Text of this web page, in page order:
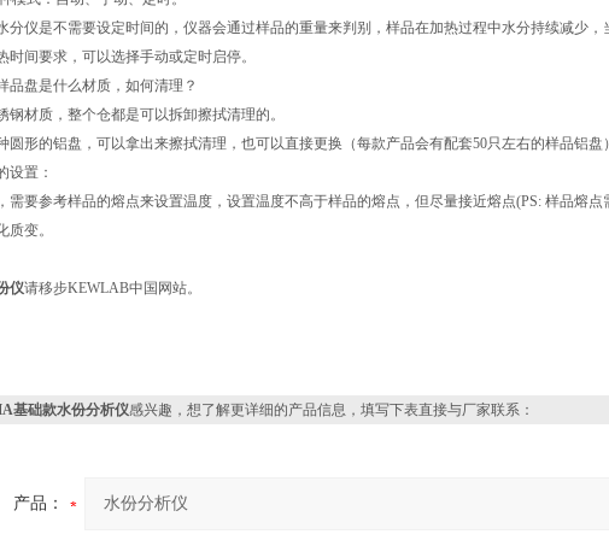
分仪是不需要设定时间的，仪器会通过样品的重量来判别，样品在加热过程中水分持续减少
时间要求，可以选择手动或定时启停。
品盘是什么材质，如何清理？
钢材质，整个仓都是可以拆卸擦拭清理的。
圆形的铝盘，可以拿出来擦拭清理，也可以直接更换（每款产品会有配套50只左右的样品铝盘）
设置：
需要参考样品的熔点来设置温度，设置温度不高于样品的熔点，但尽量接近熔点(PS: 样品熔
质变。
仪请移步KEWLAB中国网站。
基础款水份分析仪感兴趣，想了解更详细的产品信息，填写下表直接与厂家联系：
产品：